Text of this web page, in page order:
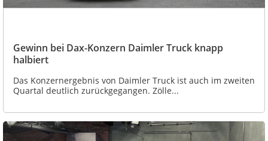
Gewinn bei Dax-Konzern Daimler Truck knapp
halbiert
Das Konzernergebnis von Daimler Truck ist auch im zweiten
Quartal deutlich zurückgegangen. Zölle...